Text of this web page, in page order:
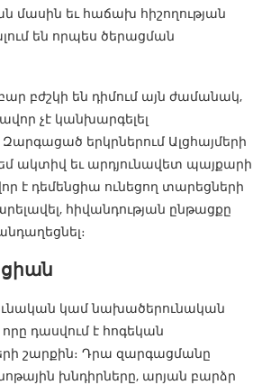
մասին եւ հաճախ հիշողության
են որպես ծերացման
բժշկի են դիմում այն ժամանակ,
չէ կանխարգելել
Զարգացած երկրներում Ալցհայմերի
ակտիվ եւ արդյունավետ պայքարի
է դեմենցիա ունեցող տարեցների
հիվանդության ընթացքը
կամ նախածերունական
որը դասվում է հոգեկան
շարքին։ Դրա զարգացմանը
խնդիրները, արյան բարձր